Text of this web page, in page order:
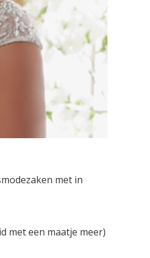
met in
met een maatje meer)